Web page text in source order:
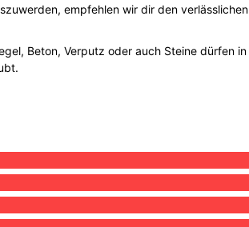
empfehlen wir dir den
Beton, Verputz oder auch Steine dürfen